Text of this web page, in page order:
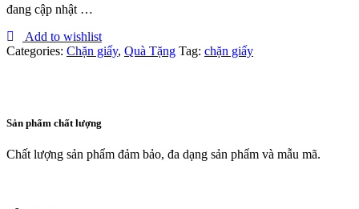
đang cập nhật …
Add to wishlist
Categories: Chặn giấy, Quà Tặng Tag: chặn giấy
Sản phẩm chất lượng
Chất lượng sản phẩm đảm bảo, đa dạng sản phẩm và mẫu mã.